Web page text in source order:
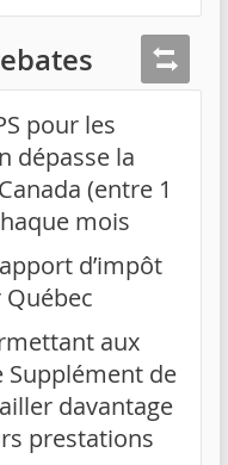
pour les
dépasse la
(entre 1
mois
d’impôt
aux
de
davantage
prestations